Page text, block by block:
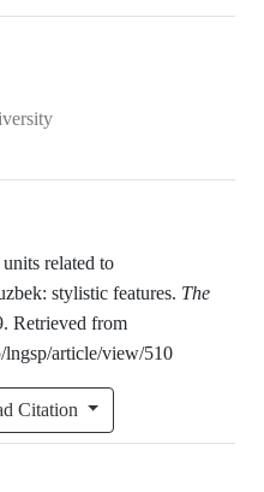
related to
stylistic features. The
Retrieved from
lngsp/article/view/510
Citation